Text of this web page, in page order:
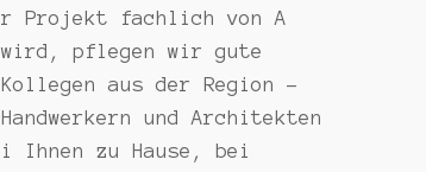
Projekt fachlich von A
pflegen wir gute
aus der Region –
und Architekten
Ihnen zu Hause, bei